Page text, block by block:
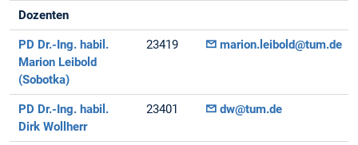
Dozenten
PD Dr.-Ing. habil.
Marion Leibold
(Sobotka)
23419 marion.leibold@tum.de
PD Dr.-Ing. habil.
Dirk Wollherr
23401 dw@tum.de